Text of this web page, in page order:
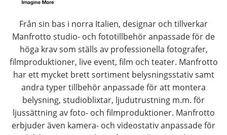
Från sin bas i norra Italien, designar och tillverkar
Manfrotto studio- och fototillbehör anpassade för de
höga krav som ställs av professionella fotografer,
filmproduktioner, live event, film och teater. Manfrotto
har ett mycket brett sortiment belysningsstativ samt
andra typer tillbehör anpassade för att montera
belysning, studioblixtar, ljudutrustning m.m. för
ljussättning av foto- och filmproduktioner. Manfrotto
erbjuder även kamera- och videostativ anpassade för